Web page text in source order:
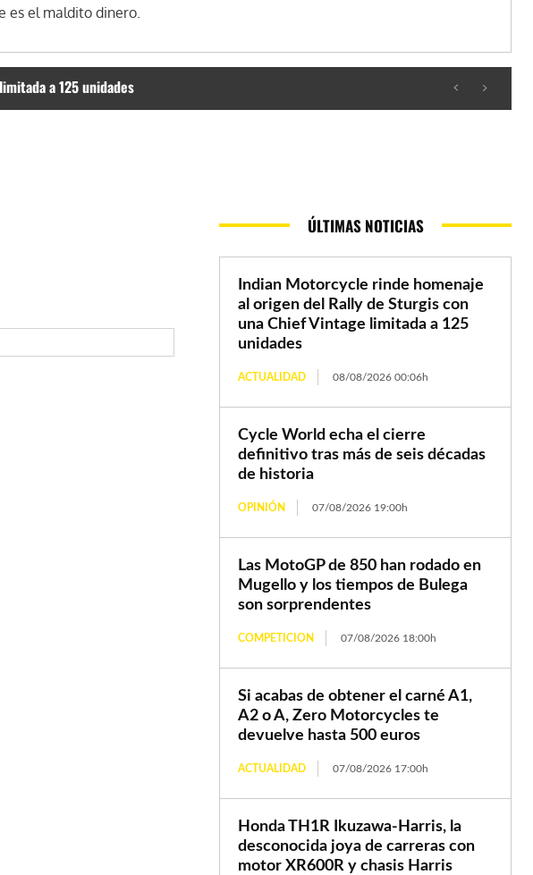
es el maldito dinero.
a 125 unidades
ÚLTIMAS NOTICIAS
Indian Motorcycle rinde homenaje
al origen del Rally de Sturgis con
una Chief Vintage limitada a 125
unidades
ACTUALIDAD 08/08/2026 00:06h
Cycle World echa el cierre
definitivo tras más de seis décadas
de historia
OPINIÓN 07/08/2026 19:00h
Las MotoGP de 850 han rodado en
Mugello y los tiempos de Bulega
son sorprendentes
COMPETICION 07/08/2026 18:00h
Si acabas de obtener el carné A1,
A2 o A, Zero Motorcycles te
devuelve hasta 500 euros
ACTUALIDAD 07/08/2026 17:00h
Honda TH1R Ikuzawa-Harris, la
desconocida joya de carreras con
motor XR600R y chasis Harris